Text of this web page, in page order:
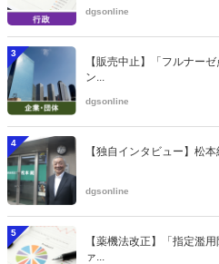
dgsonline
3
【販売中止】「フルナー
ン...
dgsonline
4
【独自インタビュー】松
dgsonline
5
【薬機法改正】「指定濫
ァ...